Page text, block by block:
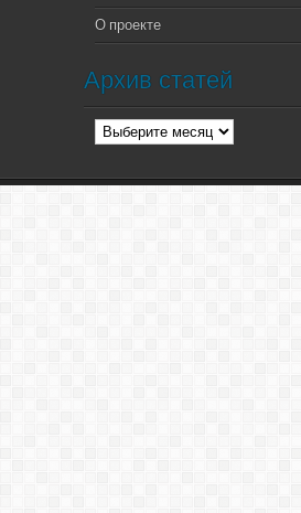
О проекте
Архив статей
Архив
статей